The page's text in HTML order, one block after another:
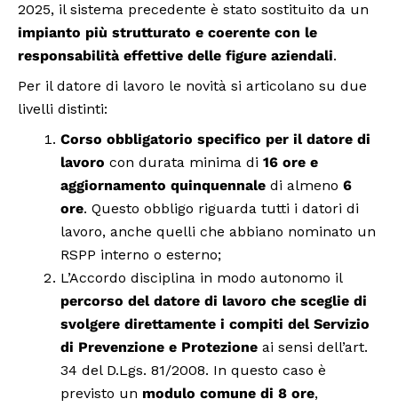
2025, il sistema precedente è stato sostituito da un
impianto più strutturato e coerente con le
responsabilità effettive delle figure aziendali.
Per il datore di lavoro le novità si articolano su due
livelli distinti:
Corso obbligatorio specifico per il datore di
lavoro con durata minima di 16 ore e
aggiornamento quinquennale di almeno 6
ore. Questo obbligo riguarda tutti i datori di
lavoro, anche quelli che abbiano nominato un
RSPP interno o esterno;
L’Accordo disciplina in modo autonomo il
percorso del datore di lavoro che sceglie di
svolgere direttamente i compiti del Servizio
di Prevenzione e Protezione ai sensi dell’art.
34 del D.Lgs. 81/2008. In questo caso è
previsto un modulo comune di 8 ore,